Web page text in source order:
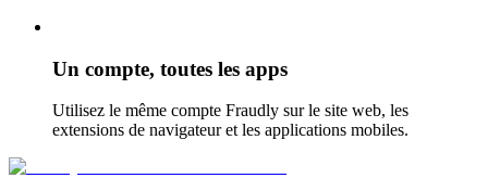
Un compte, toutes les apps
Utilisez le même compte Fraudly sur le site web, les
extensions de navigateur et les applications mobiles.